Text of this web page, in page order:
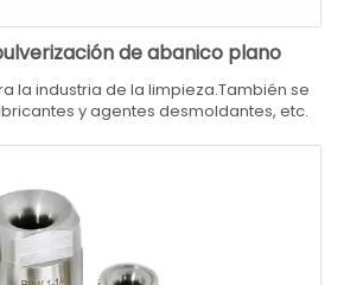
de abanico plano
la industria de la limpieza.También se
y agentes desmoldantes, etc.